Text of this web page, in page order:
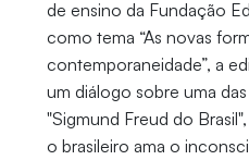
de ensino da Fundação
como tema “As novas
contemporaneidade”, a
um diálogo sobre uma
"Sigmund Freud do
o brasileiro ama o